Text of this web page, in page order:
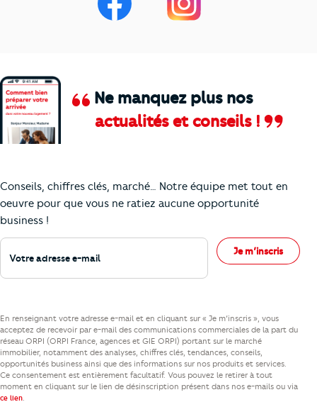
Ne manquez plus nos
actualités et conseils !
Conseils, chiffres clés, marché… Notre équipe met tout en
oeuvre pour que vous ne ratiez aucune opportunité
business !
Votre adresse e-mail
Je m’inscris
En renseignant votre adresse e-mail et en cliquant sur « Je m’inscris », vous
acceptez de recevoir par e-mail des communications commerciales de la part du
réseau ORPI (ORPI France, agences et GIE ORPI) portant sur le marché
immobilier, notamment des analyses, chiffres clés, tendances, conseils,
opportunités business ainsi que des informations sur nos produits et services.
Ce consentement est entièrement facultatif. Vous pouvez le retirer à tout
moment en cliquant sur le lien de désinscription présent dans nos e-mails ou via
ce lien.